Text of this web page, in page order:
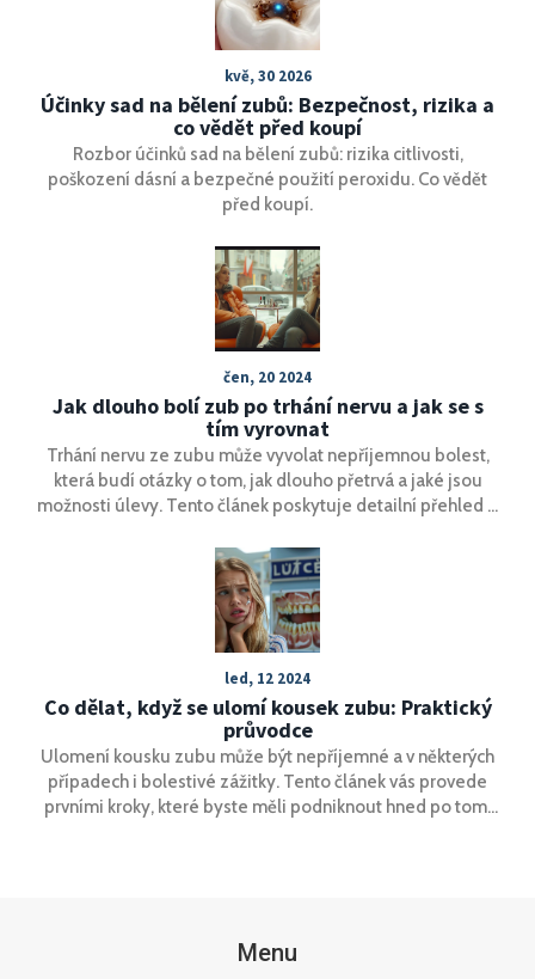
kvě, 30 2026
Účinky sad na bělení zubů: Bezpečnost, rizika a
co vědět před koupí
Rozbor účinků sad na bělení zubů: rizika citlivosti,
poškození dásní a bezpečné použití peroxidu. Co vědět
před koupí.
čen, 20 2024
Jak dlouho bolí zub po trhání nervu a jak se s
tím vyrovnat
Trhání nervu ze zubu může vyvolat nepříjemnou bolest,
která budí otázky o tom, jak dlouho přetrvá a jaké jsou
možnosti úlevy. Tento článek poskytuje detailní přehled o
praktické tipy na zmírnění bolesti a péči o zuby během
zotavení.
led, 12 2024
Co dělat, když se ulomí kousek zubu: Praktický
průvodce
Ulomení kousku zubu může být nepříjemné a v některých
případech i bolestivé zážitky. Tento článek vás provede
prvními kroky, které byste měli podniknout hned po tom,
Menu